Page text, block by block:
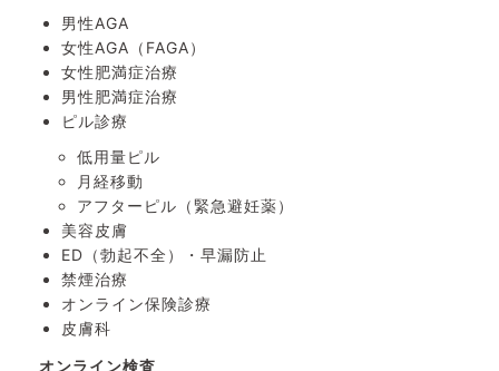
男性AGA
女性AGA（FAGA）
女性肥満症治療
男性肥満症治療
ピル診療
低用量ピル
月経移動
アフターピル （緊急避妊薬）
美容皮膚
ED（勃起不全）・ 早漏防止
禁煙治療
オンライン保険診療
皮膚科
オンライン検査